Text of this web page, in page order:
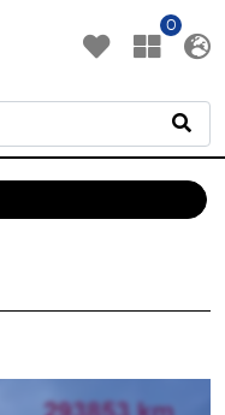
0